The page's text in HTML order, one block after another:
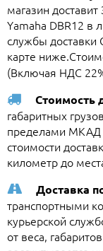
магазин
Yamaha DBR12 в
службы доставки
карте
(Включая НДС
Стоимость
габаритных
пределами МКАД
стоимости
километр до
Доставка
транспортными
курьерской
от веса,